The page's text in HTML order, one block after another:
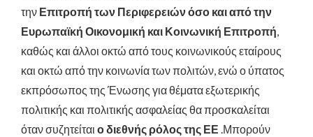
την Επιτροπή των Περιφερειών όσο και από την
Ευρωπαϊκή Οικονομική και Κοινωνική Επιτροπή,
καθώς και άλλοι οκτώ από τους κοινωνικούς εταίρους
και οκτώ από την κοινωνία των πολιτών, ενώ ο ύπατος
εκπρόσωπος της Ένωσης για θέματα εξωτερικής
πολιτικής και πολιτικής ασφαλείας θα προσκαλείται
όταν συζητείται ο διεθνής ρόλος της ΕΕ .Μπορούν